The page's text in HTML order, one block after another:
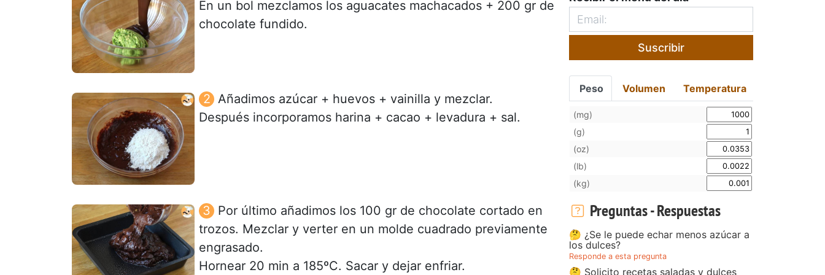
En un bol mezclamos los aguacates machacados + 200 gr de
chocolate fundido.
Añadimos azúcar + huevos + vainilla y mezclar.
Después incorporamos harina + cacao + levadura + sal.
Por último añadimos los 100 gr de chocolate cortado en
trozos. Mezclar y verter en un molde cuadrado previamente
engrasado.
Hornear 20 min a 185ºC. Sacar y dejar enfriar.
Suscribir
Peso Volumen Temperatura
(mg)
(g)
(oz)
(lb)
(kg)
Preguntas - Respuestas
🤔 ¿Se le puede echar menos azúcar a
los dulces?
Responde a esta pregunta
🤔 Solicito recetas saladas y dulces